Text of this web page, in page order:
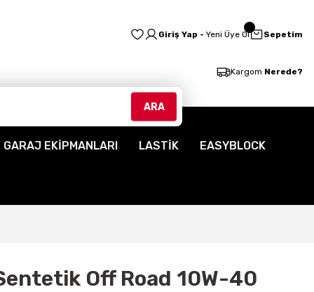
Giriş Yap - Yeni Üye Ol Sepetim
Kargom Nerede?
ARA
GARAJ EKİPMANLARI LASTİK EASYBLOCK
Off Road 10W-40